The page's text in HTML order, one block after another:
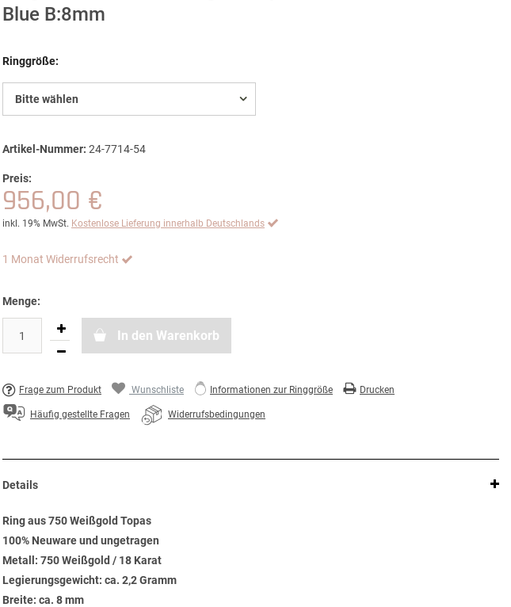
Blue B:8mm
Ringgröße:
Bitte wählen
Artikel-Nummer: 24-7714-54
Preis:
956,00 €
inkl. 19% MwSt. Kostenlose Lieferung innerhalb Deutschlands
1 Monat Widerrufsrecht
Menge:
In den Warenkorb
Frage zum Produkt Wunschliste Informationen zur Ringgröße Drucken
Häufig gestellte Fragen Widerrufsbedingungen
Details
Ring aus 750 Weißgold Topas
100% Neuware und ungetragen
Metall: 750 Weißgold / 18 Karat
Legierungsgewicht: ca. 2,2 Gramm
Breite: ca. 8 mm